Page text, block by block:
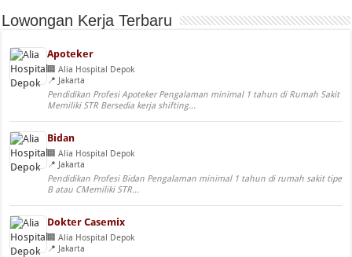
Lowongan Kerja Terbaru
Apoteker
Alia Hospital Depok
Jakarta
Pendidikan Profesi Apoteker Pengalaman minimal 1 tahun di Rumah Sakit
Memiliki STR Bersedia kerja shifting...
Bidan
Alia Hospital Depok
Jakarta
Pendidikan Profesi Bidan Pengalaman minimal 1 tahun di rumah sakit tipe
B atau CMemiliki STR...
Dokter Casemix
Alia Hospital Depok
Jakarta